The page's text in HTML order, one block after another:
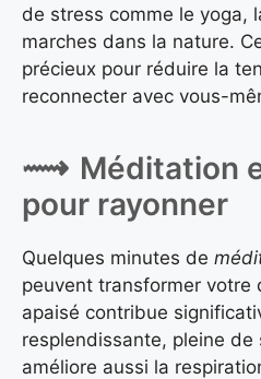
de stress comme le yoga,
marches dans la nature.
précieux pour réduire la
reconnecter avec vous-
Méditation
pour rayonner
Quelques minutes de
peuvent transformer votre
apaisé contribue
resplendissante, pleine
améliore aussi la